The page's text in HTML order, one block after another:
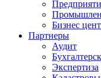
Бизнес
Партнеры
Аудит
Экспертиза